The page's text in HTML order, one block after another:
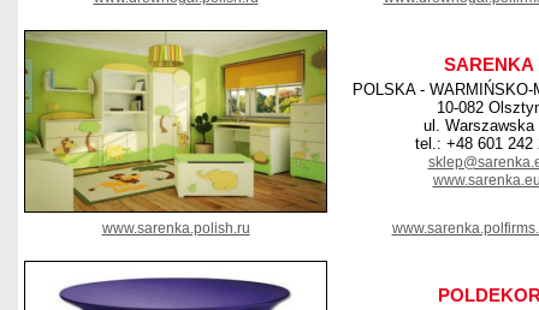
SARENKA
POLSKA -
10-082
ul. Warszawska
tel.: +48 601 242
www.sarenka.polish.ru